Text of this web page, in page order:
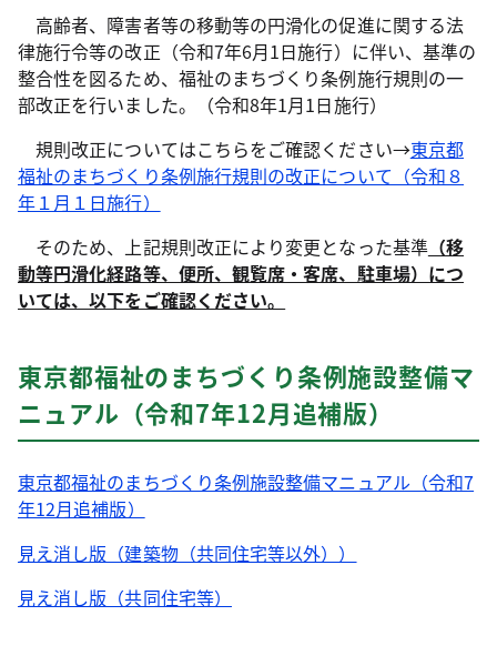
高齢者、障害者等の移動等の円滑化の促進に関する法
律施行令等の改正（令和7年6月1日施行）に伴い、基準の
整合性を図るため、福祉のまちづくり条例施行規則の一
部改正を行いました。（令和8年1月1日施行）
規則改正についてはこちらをご確認ください→東京都
福祉のまちづくり条例施行規則の改正について（令和８
年１月１日施行）
そのため、上記規則改正により変更となった基準（移
動等円滑化経路等、便所、観覧席・客席、駐車場）につ
いては、以下をご確認ください。
東京都福祉のまちづくり条例施設整備マ
ニュアル（令和7年12月追補版）
東京都福祉のまちづくり条例施設整備マニュアル（令和7
年12月追補版）
見え消し版（建築物（共同住宅等以外））
見え消し版（共同住宅等）